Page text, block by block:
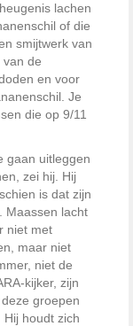
lachen
of die
smijtwerk van
van de
en voor
Je
die op 9/11
gaan uitleggen
zei hij. Hij
is dat zijn
Maassen lacht
niet met
maar niet
niet de
kijker, zijn
groepen
houdt zich